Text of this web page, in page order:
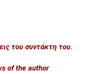
του συντάκτη του.
of the author